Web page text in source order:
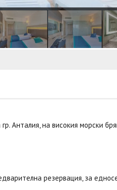
Анталия, на високия морски
резервация, за